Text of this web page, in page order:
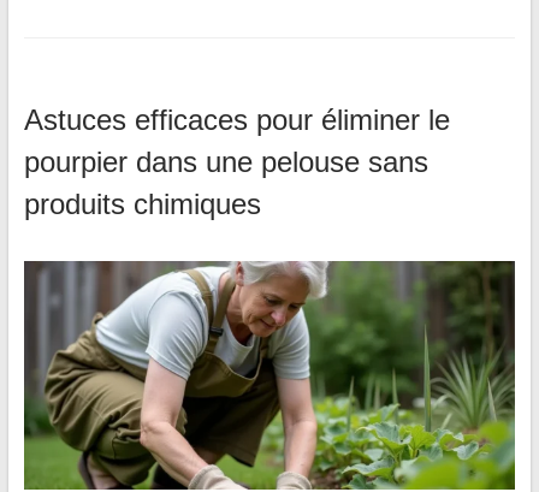
Astuces efficaces pour éliminer le
pourpier dans une pelouse sans
produits chimiques